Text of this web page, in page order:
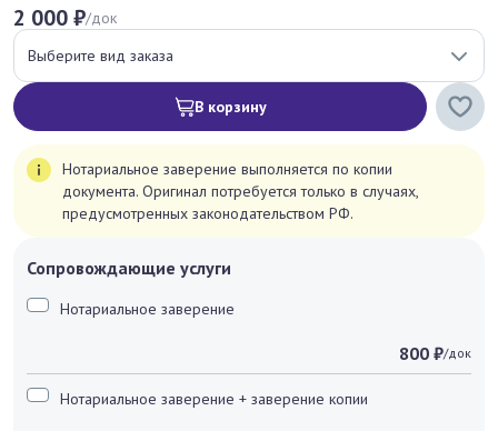
Сопровождающие услуги
Нотариальное заверение
800 ₽/док
Нотариальное заверение + заверение копии
2 000 ₽/док
Выберите вид заказа
В корзину
Нотариальное заверение выполняется по копии
документа. Оригинал потребуется только в случаях,
предусмотренных законодательством РФ.